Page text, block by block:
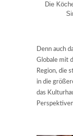
Die
Denn auch
Globale mit
Region, die
in die
das